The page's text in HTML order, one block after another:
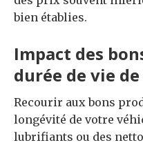
bien établies.
Impact des
durée de vie
Recourir aux bons
longévité de votre
lubrifiants ou des